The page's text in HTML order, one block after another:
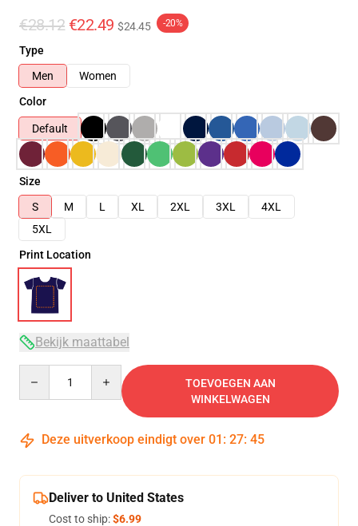
€28.12 €22.49 $24.45 -20%
Type
Men
Women
Color
Default
Size
S
M L XL 2XL 3XL
4XL
5XL
Print Location
Bekijk maattabel
TOEVOEGEN AAN
WINKELWAGEN
Deze uitverkoop eindigt over 01 : 27: 45
Deliver to United States
Cost to ship:$6.99